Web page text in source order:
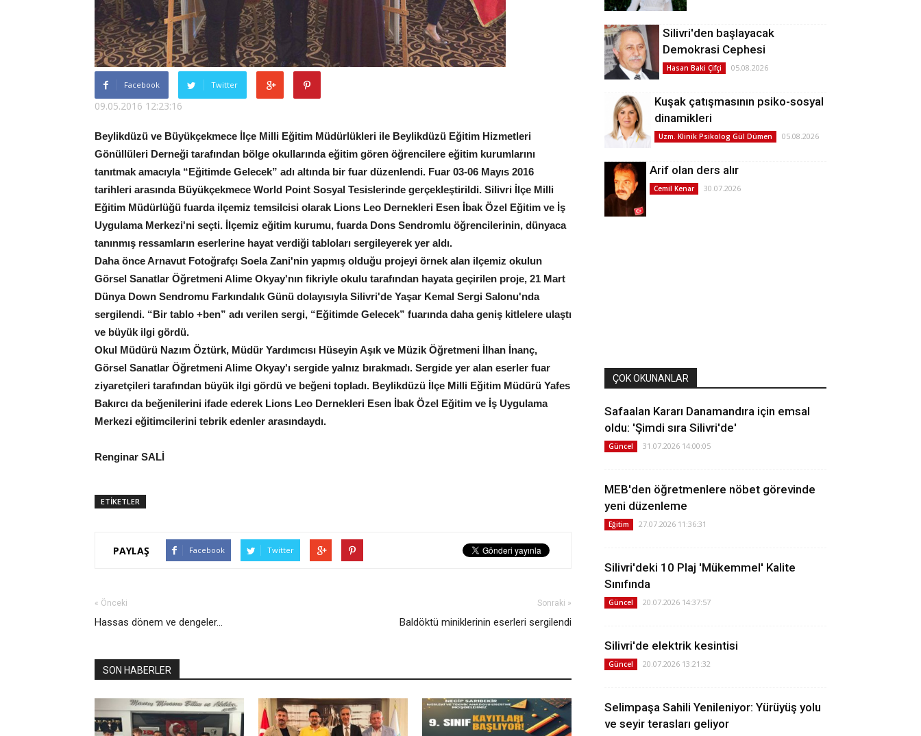
Facebook Twitter
09.05.2016 12:23:16
Beylikdüzü ve Büyükçekmece İlçe Milli Eğitim Müdürlükleri ile Beylikdüzü Eğitim Hizmetleri
Gönüllüleri Derneği tarafından bölge okullarında eğitim gören öğrencilere eğitim kurumlarını
tanıtmak amacıyla “Eğitimde Gelecek” adı altında bir fuar düzenlendi. Fuar 03-06 Mayıs 2016
tarihleri arasında Büyükçekmece World Point Sosyal Tesislerinde gerçekleştirildi. Silivri İlçe Milli
Eğitim Müdürlüğü fuarda ilçemiz temsilcisi olarak Lions Leo Dernekleri Esen İbak Özel Eğitim ve İş
Uygulama Merkezi'ni seçti. İlçemiz eğitim kurumu, fuarda Dons Sendromlu öğrencilerinin, dünyaca
tanınmış ressamların eserlerine hayat verdiği tabloları sergileyerek yer aldı.
Daha önce Arnavut Fotoğrafçı Soela Zani'nin yapmış olduğu projeyi örnek alan ilçemiz okulun
Görsel Sanatlar Öğretmeni Alime Okyay'nın fikriyle okulu tarafından hayata geçirilen proje, 21 Mart
Dünya Down Sendromu Farkındalık Günü dolayısıyla Silivri'de Yaşar Kemal Sergi Salonu'nda
sergilendi. “Bir tablo +ben” adı verilen sergi, “Eğitimde Gelecek” fuarında daha geniş kitlelere ulaştı
ve büyük ilgi gördü.
Okul Müdürü Nazım Öztürk, Müdür Yardımcısı Hüseyin Aşık ve Müzik Öğretmeni İlhan İnanç,
Görsel Sanatlar Öğretmeni Alime Okyay'ı sergide yalnız bırakmadı. Sergide yer alan eserler fuar
ziyaretçileri tarafından büyük ilgi gördü ve beğeni topladı. Beylikdüzü İlçe Milli Eğitim Müdürü Yafes
Bakırcı da beğenilerini ifade ederek Lions Leo Dernekleri Esen İbak Özel Eğitim ve İş Uygulama
Merkezi eğitimcilerini tebrik edenler arasındaydı.
Renginar SALİ
ETİKETLER
PAYLAŞ Facebook Twitter
« Önceki
Hassas dönem ve dengeler...
Sonraki »
Baldöktü miniklerinin eserleri sergilendi
SON HABERLER
Silivri'den başlayacak
Demokrasi Cephesi
Hasan Baki Çifçi 05.08.2026
Kuşak çatışmasının psiko-sosyal
dinamikleri
Uzm. Klinik Psikolog Gül Dümen 05.08.2026
Arif olan ders alır
Cemil Kenar 30.07.2026
ÇOK OKUNANLAR
Safaalan Kararı Danamandıra için emsal
oldu: 'Şimdi sıra Silivri'de'
Güncel 31.07.2026 14:00:05
MEB'den öğretmenlere nöbet görevinde
yeni düzenleme
Eğitim 27.07.2026 11:36:31
Silivri'deki 10 Plaj 'Mükemmel' Kalite
Sınıfında
Güncel 20.07.2026 14:37:57
Silivri'de elektrik kesintisi
Güncel 20.07.2026 13:21:32
Selimpaşa Sahili Yenileniyor: Yürüyüş yolu
ve seyir terasları geliyor